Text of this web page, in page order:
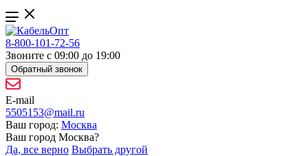
8-800-101-72-56
Звоните с 09:00 до 19:00
Обратный звонок
E-mail
5505153@mail.ru
Ваш город: Москва
Ваш город Москва?
Да, все верно Выбрать другой